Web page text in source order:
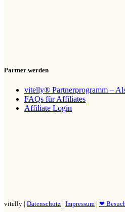
Partner werden
vitelly® Partnerprogramm –
FAQs für Affiliates
Affiliate Login
vitelly | Datenschutz | Impressum | ❤